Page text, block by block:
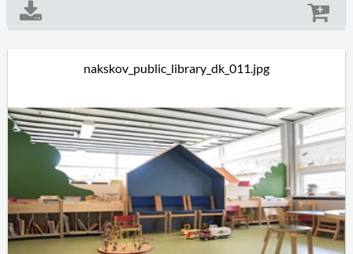
nakskov_public_library_dk_011.jpg